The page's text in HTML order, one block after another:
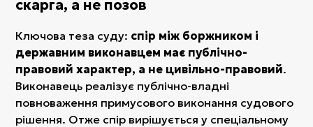
скарга, а не позов
Ключова теза суду: спір між боржником і
державним виконавцем має публічно-
правовий характер, а не цивільно-правовий.
Виконавець реалізує публічно-владні
повноваження примусового виконання судового
рішення. Отже спір вирішується у спеціальному